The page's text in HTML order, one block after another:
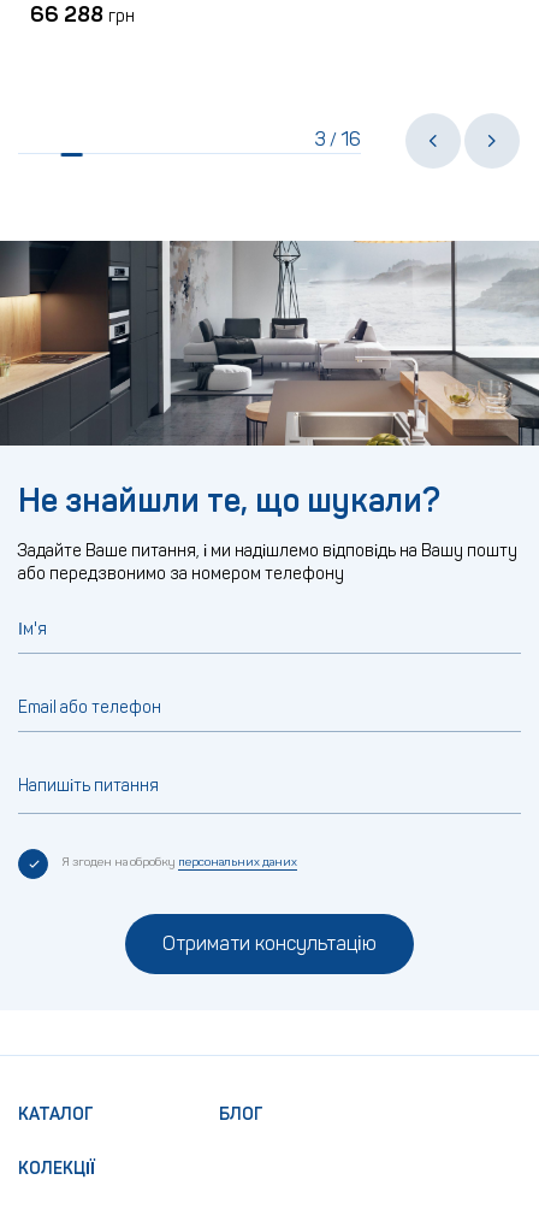
66 288 грн
3 /16
Не знайшли те, що шукали?
Задайте Ваше питання, і ми надішлемо відповідь на Вашу пошту
або передзвонимо за номером телефону
Ім'я
Email або телефон
Напишіть питання
Я згоден на обробку персональних даних
Отримати консультацію
КАТАЛОГ
КОЛЕКЦІЇ
БЛОГ